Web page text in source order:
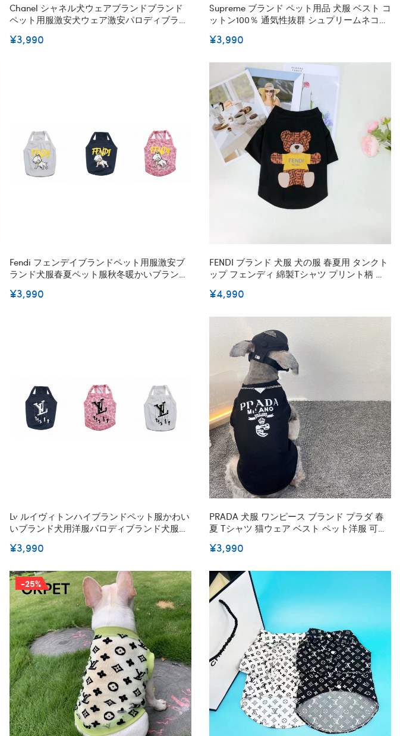
Chanel シャネル犬ウェアブランドブランド
ペット用服激安犬ウェア激安パロディブラン
¥3,990
Supreme ブランド ペット用品 犬服 ベスト コ
ットン100％ 通気性抜群 シュプリームネコの
ットの無袖シャツ 脱毛保護 おしゃれ かわい
¥3,990
Fendi フェンデイブランドペット用服激安ブ
ランド犬服春夏ペット服秋冬暖かいブランド
¥3,990
FENDI ブランド 犬服 犬の服 春夏用 タンクト
ップ フェンディ 綿製tシャツ プリント柄 薄
Tシャツ 半袖 お出掛け 猫服 わんこ用 にゃん
¥4,990
Lv ルイヴィトンハイブランドペット服かわい
いブランド犬用洋服パロディブランド犬服春
¥3,990
PRADA 犬服 ワンピース ブランド プラダ 春
夏 Tシャツ 猫ウェア ベスト ペット洋服 可愛
コットン 猫用 犬洋服 小型犬 中型犬 ファッシ
¥3,990
-25%